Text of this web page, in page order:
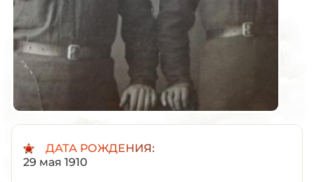
ДАТА РОЖДЕНИЯ:
29 мая 1910